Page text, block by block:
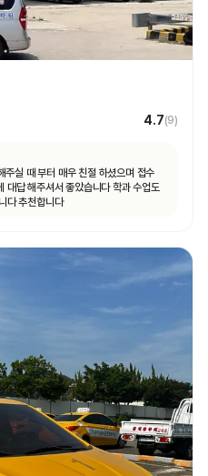
4.7(9)
주실 때 부터 매우 친절 하셨으며 접수
대답 해주셔서 좋았습니다 학과 수업도
다 추천합니다